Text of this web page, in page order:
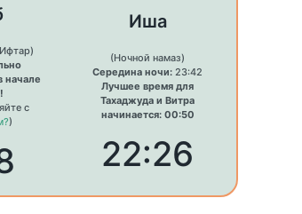
начале
с
)
Иша
(Ночной намаз)
Середина ночи: 23:42
Лучшее время для
Тахаджуда и Витра
начинается: 00:50
22:26